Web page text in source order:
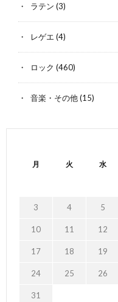
ラテン (3)
レゲエ (4)
ロック (460)
音楽・その他(15)
月 火 水
3 4 5
10 11 12
17 18 19
24 25 26
31